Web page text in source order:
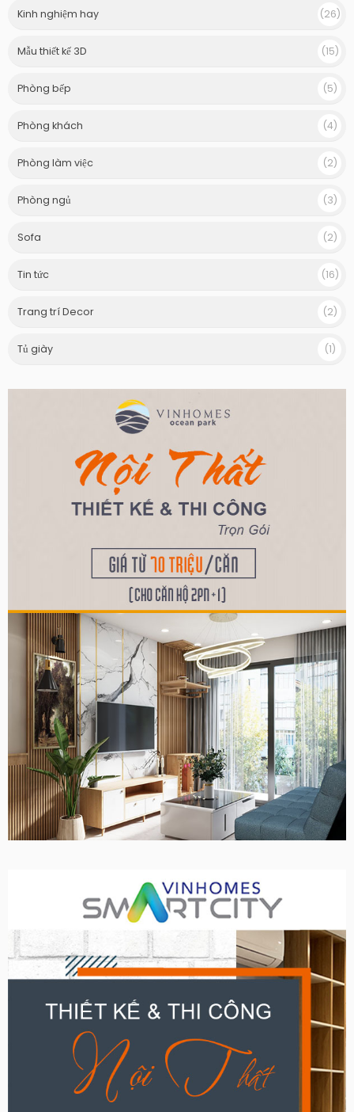
Kinh nghiệm hay (26)
Mẫu thiết kế 3D (15)
Phòng bếp (5)
Phòng khách (4)
Phòng làm việc (2)
Phòng ngủ (3)
Sofa (2)
Tin tức (16)
Trang trí Decor (2)
Tủ giày (1)